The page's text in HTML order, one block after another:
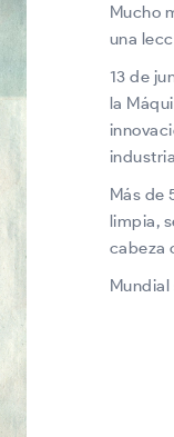
Mucho
una
13 de
la
Más de
limpia,
cabeza